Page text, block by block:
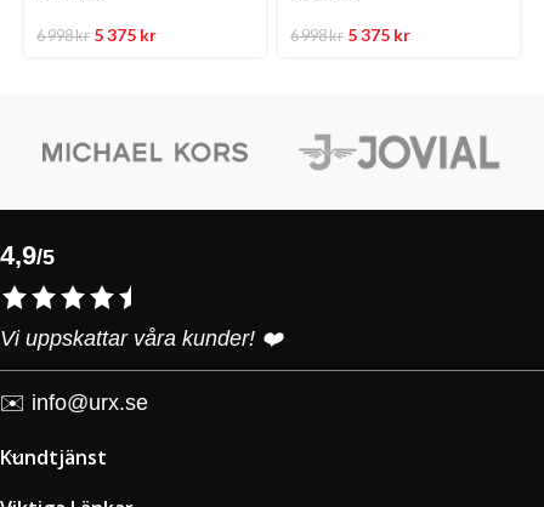
6 998kr 5 375 kr 6 998kr 5 375 kr
4,9/5
Vi uppskattar våra kunder! ❤️
✉️ info@urx.se
Kundtjänst